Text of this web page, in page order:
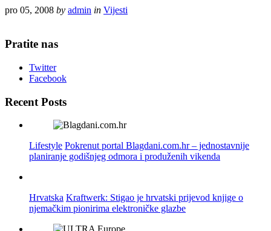
pro 05, 2008 by admin in Vijesti
Pratite nas
Twitter
Facebook
Recent Posts
Lifestyle Pokrenut portal Blagdani.com.hr – jednostavnije
planiranje godišnjeg odmora i produženih vikenda
Hrvatska Kraftwerk: Stigao je hrvatski prijevod knjige o
njemačkim pionirima elektroničke glazbe